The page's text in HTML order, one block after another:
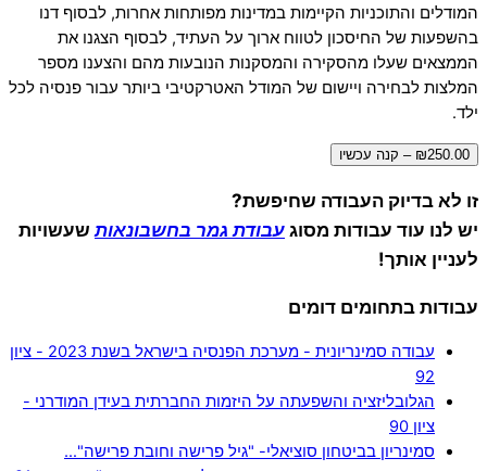
המודלים והתוכניות הקיימות במדינות מפותחות אחרות, לבסוף דנו
בהשפעות של החיסכון לטווח ארוך על העתיד, לבסוף הצגנו את
הממצאים שעלו מהסקירה והמסקנות הנובעות מהם והצענו מספר
המלצות לבחירה ויישום של המודל האטרקטיבי ביותר עבור פנסיה לכל
ילד.
₪250.00 – קנה עכשיו
זו לא בדיוק העבודה שחיפשת?
יש לנו עוד עבודות מסוגעבודת גמר בחשבונאות שעשויות
לעניין אותך!
עבודות בתחומים דומים
עבודה סמינריונית - מערכת הפנסיה בישראל בשנת 2023 - ציון
92
הגלובליזציה והשפעתה על היזמות החברתית בעידן המודרני -
ציון 90
סמינריון בביטחון סוציאלי- "גיל פרישה וחובת פרישה"…